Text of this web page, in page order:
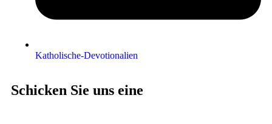
Katholische-Devotionalien
Schicken Sie uns eine